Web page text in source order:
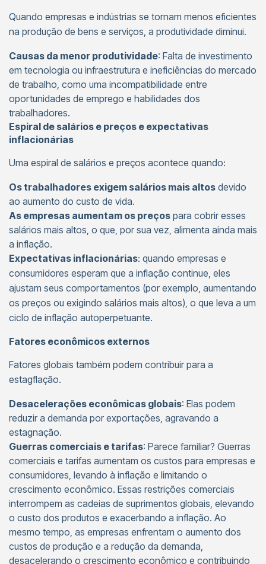
Quando empresas e indústrias se tornam menos eficientes
na produção de bens e serviços, a produtividade diminui.
Causas da menor produtividade: Falta de investimento
em tecnologia ou infraestrutura e ineficiências do mercado
de trabalho, como uma incompatibilidade entre
oportunidades de emprego e habilidades dos
trabalhadores.
Espiral de salários e preços e expectativas
inflacionárias
Uma espiral de salários e preços acontece quando:
Os trabalhadores exigem salários mais altos devido
ao aumento do custo de vida.
As empresas aumentam os preços para cobrir esses
salários mais altos, o que, por sua vez, alimenta ainda mais
a inflação.
Expectativas inflacionárias: quando empresas e
consumidores esperam que a inflação continue, eles
ajustam seus comportamentos (por exemplo, aumentando
os preços ou exigindo salários mais altos), o que leva a um
ciclo de inflação autoperpetuante.
Fatores econômicos externos
Fatores globais também podem contribuir para a
estagflação.
Desacelerações econômicas globais: Elas podem
reduzir a demanda por exportações, agravando a
estagnação.
Guerras comerciais e tarifas: Parece familiar? Guerras
comerciais e tarifas aumentam os custos para empresas e
consumidores, levando à inflação e limitando o
crescimento econômico. Essas restrições comerciais
interrompem as cadeias de suprimentos globais, elevando
o custo dos produtos e exacerbando a inflação. Ao
mesmo tempo, as empresas enfrentam o aumento dos
custos de produção e a redução da demanda,
desacelerando o crescimento econômico e contribuindo